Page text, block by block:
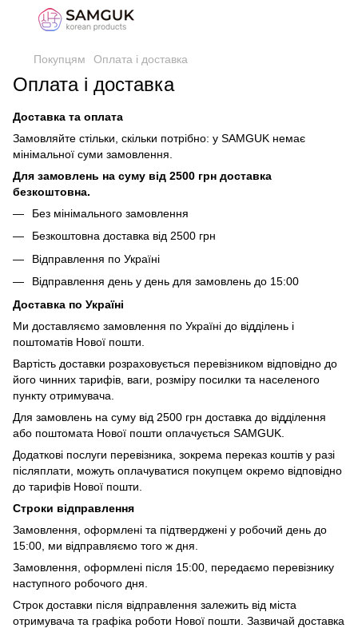
Покупцям Оплата і доставка
Оплата і доставка
Доставка та оплата
Замовляйте стільки, скільки потрібно: у SAMGUK немає
мінімальної суми замовлення.
Для замовлень на суму від 2500 грн доставка
безкоштовна.
Без мінімального замовлення
Безкоштовна доставка від 2500 грн
Відправлення по Україні
Відправлення день у день для замовлень до 15:00
Доставка по Україні
Ми доставляємо замовлення по Україні до відділень і
поштоматів Нової пошти.
Вартість доставки розраховується перевізником відповідно до
його чинних тарифів, ваги, розміру посилки та населеного
пункту отримувача.
Для замовлень на суму від 2500 грн доставка до відділення
або поштомата Нової пошти оплачується SAMGUK.
Додаткові послуги перевізника, зокрема переказ коштів у разі
післяплати, можуть оплачуватися покупцем окремо відповідно
до тарифів Нової пошти.
Строки відправлення
Замовлення, оформлені та підтверджені у робочий день до
15:00, ми відправляємо того ж дня.
Замовлення, оформлені після 15:00, передаємо перевізнику
наступного робочого дня.
Строк доставки після відправлення залежить від міста
отримувача та графіка роботи Нової пошти. Зазвичай доставка